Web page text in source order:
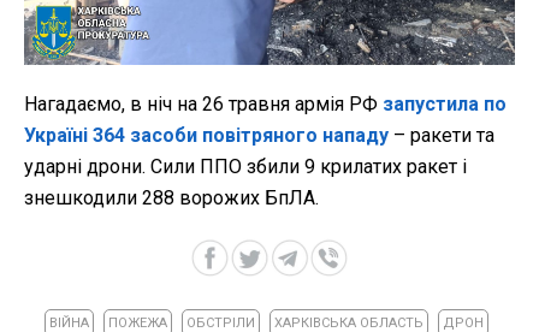
Нагадаємо, в ніч на 26 травня армія РФ запустила по
Україні 364 засоби повітряного нападу – ракети та
ударні дрони. Сили ППО збили 9 крилатих ракет і
знешкодили 288 ворожих БпЛА.
ВІЙНА ПОЖЕЖА ОБСТРІЛИ ХАРКІВСЬКА ОБЛАСТЬ ДРОН